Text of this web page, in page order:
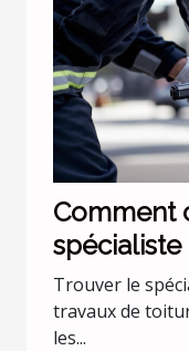
Comment
toiture ?
Trouver le
travaux de
les...